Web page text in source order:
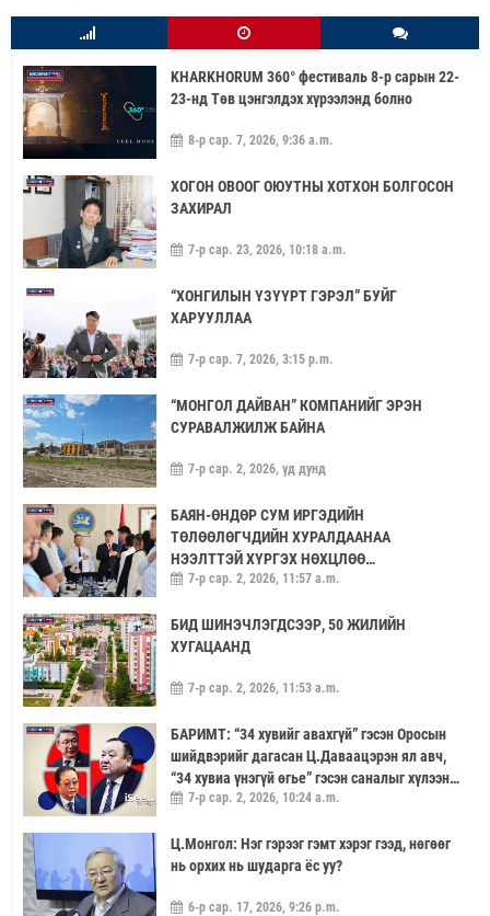
KHARKHORUM 360° фестиваль 8-р сарын 22-
23-нд Төв цэнгэлдэх хүрээлэнд болно
8-р сар. 7, 2026, 9:36 a.m.
ХОГОН ОВООГ ОЮУТНЫ ХОТХОН БОЛГОСОН
ЗАХИРАЛ
7-р сар. 23, 2026, 10:18 a.m.
“ХОНГИЛЫН ҮЗҮҮРТ ГЭРЭЛ” БУЙГ
ХАРУУЛЛАА
7-р сар. 7, 2026, 3:15 p.m.
“МОНГОЛ ДАЙВАН” КОМПАНИЙГ ЭРЭН
СУРАВАЛЖИЛЖ БАЙНА
7-р сар. 2, 2026, үд дунд
БАЯН-ӨНДӨР СУМ ИРГЭДИЙН
ТӨЛӨӨЛӨГЧДИЙН ХУРАЛДААНАА
НЭЭЛТТЭЙ ХҮРГЭХ НӨХЦЛӨӨ
САЙЖРУУЛААЧ
7-р сар. 2, 2026, 11:57 a.m.
БИД ШИНЭЧЛЭГДСЭЭР, 50 ЖИЛИЙН
ХУГАЦААНД
7-р сар. 2, 2026, 11:53 a.m.
БАРИМТ: “34 хувийг авахгүй” гэсэн Оросын
шийдвэрийг дагасан Ц.Даваацэрэн ял авч,
“34 хувиа үнэгүй өгье” гэсэн саналыг хүлээн
аваагүй хүмүүс хариуцлагагүй үлдэв
7-р сар. 2, 2026, 10:24 a.m.
Ц.Монгол: Нэг гэрээг гэмт хэрэг гээд, нөгөөг
нь орхих нь шударга ёс уу?
6-р сар. 17, 2026, 9:26 p.m.